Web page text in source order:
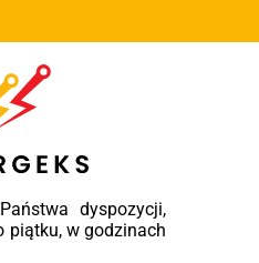
dyspozycji,
piątku, w godzinach